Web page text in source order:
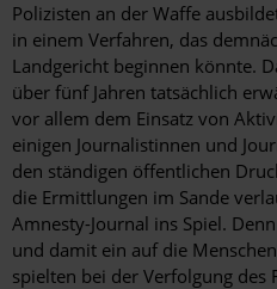
Polizisten an der Waffe
in einem Verfahren, das
Landgericht beginnen könnte.
über fünf Jahren tatsächlich
vor allem dem Einsatz von
einigen Journalistinnen und
den ständigen öffentlichen
die Ermittlungen im Sande
Amnesty-Journal ins Spiel.
und damit ein auf die
spielten bei der Verfolgung des